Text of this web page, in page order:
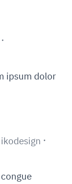
ipsum dolor
ikodesign